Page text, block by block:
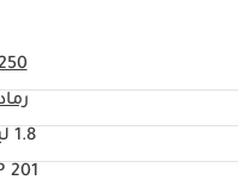
1.8 ليتر
201 HP